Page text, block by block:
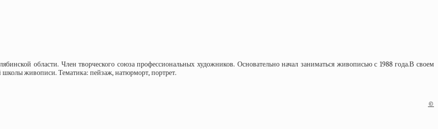
области. Член творческого союза профессиональных художников. Основательно начал заниматься живописью с 1988 года.В своем
школы живописи. Тематика: пейзаж, натюрморт, портрет.
©